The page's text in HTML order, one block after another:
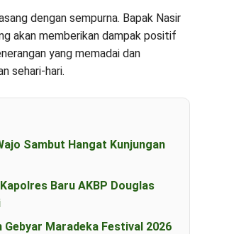
dengan sempurna. Bapak Nasir
akan memberikan dampak positif
yang memadai dan
sehari-hari.
Sambut Hangat Kunjungan
Baru AKBP Douglas
Maradeka Festival 2026